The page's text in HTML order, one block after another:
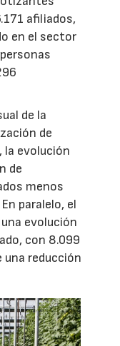
afiliados,
en el sector
de la
de
evolución
de
menos
paralelo, el
evolución
con 8.099
una reducción